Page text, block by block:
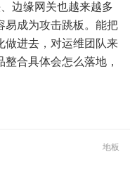
边缘网关也越来越多
易成为攻击跳板。能把
做进去，对运维团队来
合具体会怎么落地，
地板